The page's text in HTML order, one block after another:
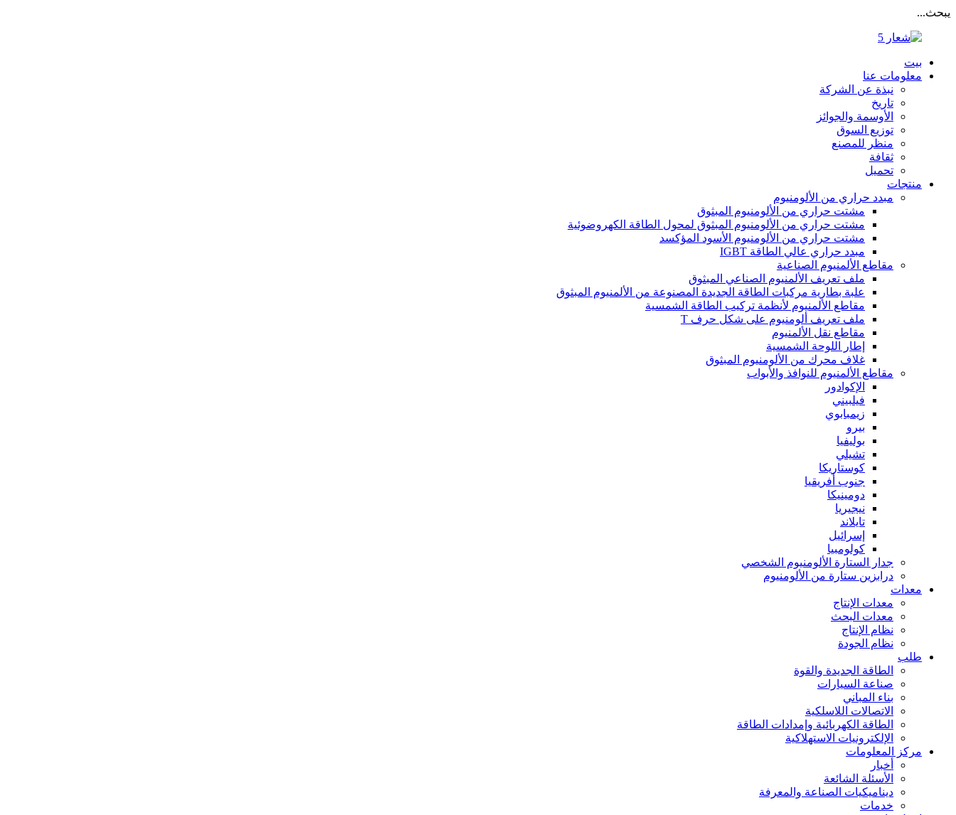
يبحث...
بيت
معلومات عنا
نبذة عن الشركة
تاريخ
الأوسمة والجوائز
توزيع السوق
منظر للمصنع
ثقافة
تحميل
منتجات
مبدد حراري من الألومنيوم
مشتت حراري من الألومنيوم المبثوق
مشتت حراري من الألومنيوم المبثوق لمحول الطاقة الكهروضوئية
مشتت حراري من الألومنيوم الأسود المؤكسد
مبدد حراري عالي الطاقة IGBT
مقاطع الألمنيوم الصناعية
ملف تعريف الألمنيوم الصناعي المبثوق
علبة بطارية مركبات الطاقة الجديدة المصنوعة من الألمنيوم المبثوق
مقاطع الألمنيوم لأنظمة تركيب الطاقة الشمسية
ملف تعريف ألومنيوم على شكل حرف T
مقاطع نقل الألمنيوم
إطار اللوحة الشمسية
غلاف محرك من الألومنيوم المبثوق
مقاطع الألمنيوم للنوافذ والأبواب
الإكوادور
فيلبيني
زيمبابوي
بيرو
بوليفيا
تشيلي
كوستاريكا
جنوب أفريقيا
دومينيكا
نيجيريا
تايلاند
إسرائيل
كولومبيا
جدار الستارة الألومنيوم الشخصي
درابزين ستارة من الألومنيوم
معدات
معدات الإنتاج
معدات البحث
نظام الإنتاج
نظام الجودة
طلب
الطاقة الجديدة والقوة
صناعة السيارات
بناء المباني
الاتصالات اللاسلكية
الطاقة الكهربائية وإمدادات الطاقة
الإلكترونيات الاستهلاكية
مركز المعلومات
أخبار
الأسئلة الشائعة
ديناميكيات الصناعة والمعرفة
خدمات